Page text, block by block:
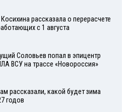
рассказала о перерасчете
с 1 августа
Соловьев попал в эпицентр
ВСУ на трассе «Новороссия»
рассказали, какой будет зима
годов